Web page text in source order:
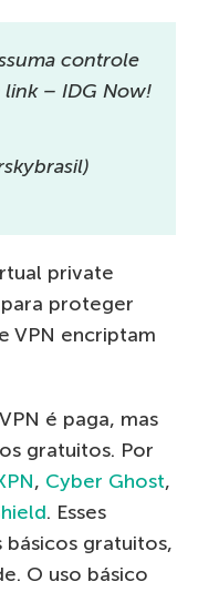
controle
– IDG Now!
private
proteger
VPN encriptam
é paga, mas
gratuitos. Por
, Cyber Ghost,
. Esses
gratuitos,
O uso básico